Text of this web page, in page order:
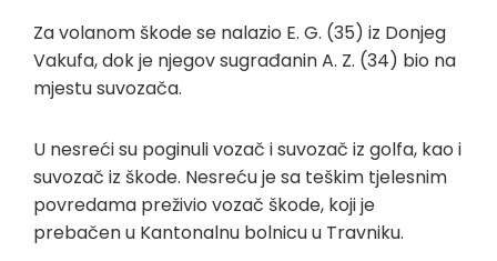
Za volanom škode se nalazio E. G. (35) iz Donjeg
Vakufa, dok je njegov sugrađanin A. Z. (34) bio na
mjestu suvozača.
U nesreći su poginuli vozač i suvozač iz golfa, kao i
suvozač iz škode. Nesreću je sa teškim tjelesnim
povredama preživio vozač škode, koji je
prebačen u Kantonalnu bolnicu u Travniku.